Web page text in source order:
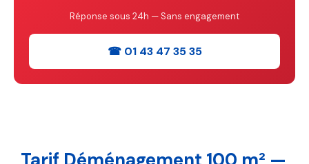
Réponse sous 24h — Sans engagement
☎ 01 43 47 35 35